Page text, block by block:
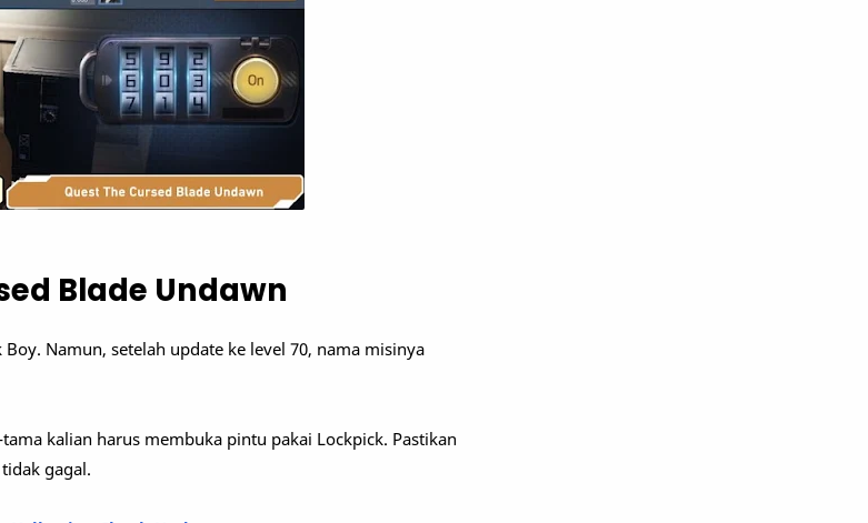
Blade Undawn
Namun, setelah update ke level 70, nama misinya
kalian harus membuka pintu pakai Lockpick. Pastikan
gagal.